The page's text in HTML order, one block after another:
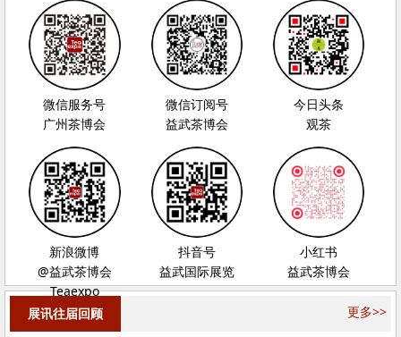
微信服务号
广州茶博会
微信订阅号
益武茶博会
今日头条
观茶
新浪微博
@益武茶博会
Teaexpo
抖音号
益武国际展览
小红书
益武茶博会
展讯往届回顾 更多>>